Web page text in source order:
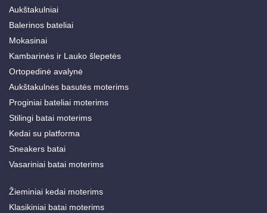
Aukštakulniai
Balerinos bateliai
Mokasinai
Kambarinės ir Lauko šlepetės
Ortopedinė avalynė
Aukštakulnės basutės moterims
Proginiai bateliai moterims
Stilingi batai moterims
Kedai su platforma
Sneakers batai
Vasariniai batai moterims
Žieminiai kedai moterims
Klasikiniai batai moterims